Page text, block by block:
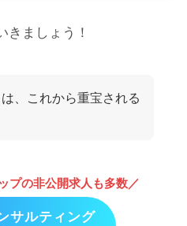
きましょう！
、これから重宝される
プの非公開求人も多数／
サルティング